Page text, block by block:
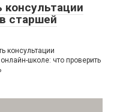
консультации
старшей
консультации
школе: что проверить